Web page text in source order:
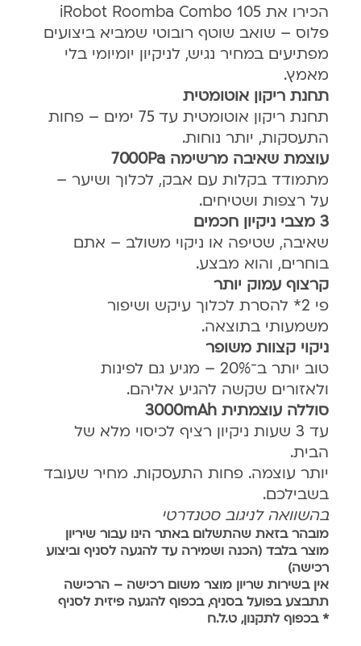
הכירו את iRobot Roomba Combo 105
פלוס – שואב שוטף רובוטי שמביא ביצועים
מפתיעים במחיר נגיש, לניקיון יומיומי בלי
מאמץ.
תחנת ריקון אוטומטית
תחנת ריקון אוטומטית עד 75 ימים – פחות
התעסקות, יותר נוחות.
עוצמת שאיבה מרשימה 7000Pa
מתמודד בקלות עם אבק, לכלוך ושיער –
על רצפות ושטיחים.
3 מצבי ניקיון חכמים
שאיבה, שטיפה או ניקוי משולב – אתם
בוחרים, והוא מבצע.
קרצוף עמוק יותר
פי 2* להסרת לכלוך עיקש ושיפור
משמעותי בתוצאה.
ניקוי קצוות משופר
טוב יותר ב־20% – מגיע גם לפינות
ולאזורים שקשה להגיע אליהם.
סוללה עוצמתית 3000mAh
עד 3 שעות ניקיון רציף לכיסוי מלא של
הבית.
יותר עוצמה. פחות התעסקות. מחיר שעובד
בשבילכם.
בהשוואה לניגוב סטנדרטי
מובהר בזאת שהתשלום באתר הינו עבור שיריון
מוצר בלבד (הכנה ושמירה עד להגעה לסניף וביצוע
רכישה)
אין בשירות שריון מוצר משום רכישה – הרכישה
תתבצע בפועל בסניף, בכפוף להגעה פיזית לסניף
* בכפוף לתקנון, ט.ל.ח